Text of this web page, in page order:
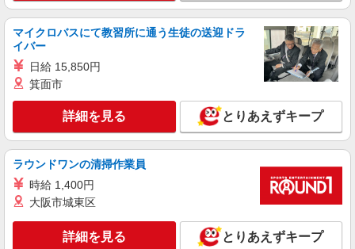
キープ 詳細を見る
派遣社員
株式会社テクノ・サービス/お仕事No/0806019
プラスチック製品検査
時給1300円 月収例：213、000円（月収例21日
実働日勤計算）（残業・休日出勤手当て等が含ま
れています） 交通費全額支給
長野県佐久市 ＊車・バイク通勤OK
キープ 詳細を見る
派遣社員
株式会社テクノ・サービス/お仕事No/0902476
マイクロバスにて教習所に通う生徒の送迎ドラ
イバー
日給 15,850円
箕面市
詳細を見る とりあえずキープ
ラウンドワンの清掃作業員
時給 1,400円
大阪市城東区
詳細を見る とりあえずキープ